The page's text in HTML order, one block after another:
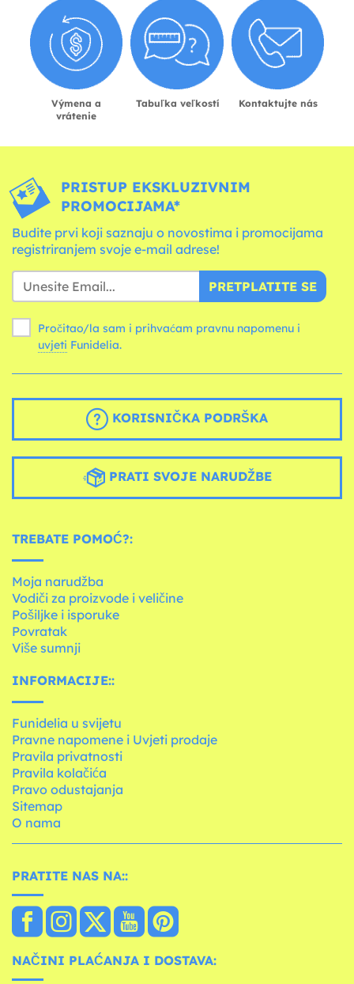
Výmena a
vrátenie
Tabuľka veľkostí Kontaktujte nás
PRISTUP EKSKLUZIVNIM
PROMOCIJAMA*
Budite prvi koji saznaju o novostima i promocijama
registriranjem svoje e-mail adrese!
PRETPLATITE SE
Pročitao/la sam i prihvaćam pravnu napomenu i
uvjeti Funidelia.
KORISNIČKA PODRŠKA
PRATI SVOJE NARUDŽBE
TREBATE POMOĆ?:
Moja narudžba
Vodiči za proizvode i veličine
Pošiljke i isporuke
Povratak
Više sumnji
INFORMACIJE::
Funidelia u svijetu
Pravne napomene i Uvjeti prodaje
Pravila privatnosti
Pravila kolačića
Pravo odustajanja
Sitemap
O nama
PRATITE NAS NA::
NAČINI PLAĆANJA I DOSTAVA: